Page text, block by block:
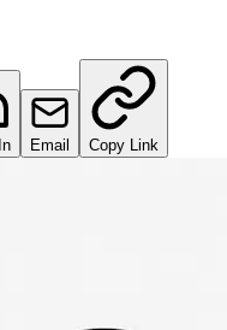
Email Copy Link